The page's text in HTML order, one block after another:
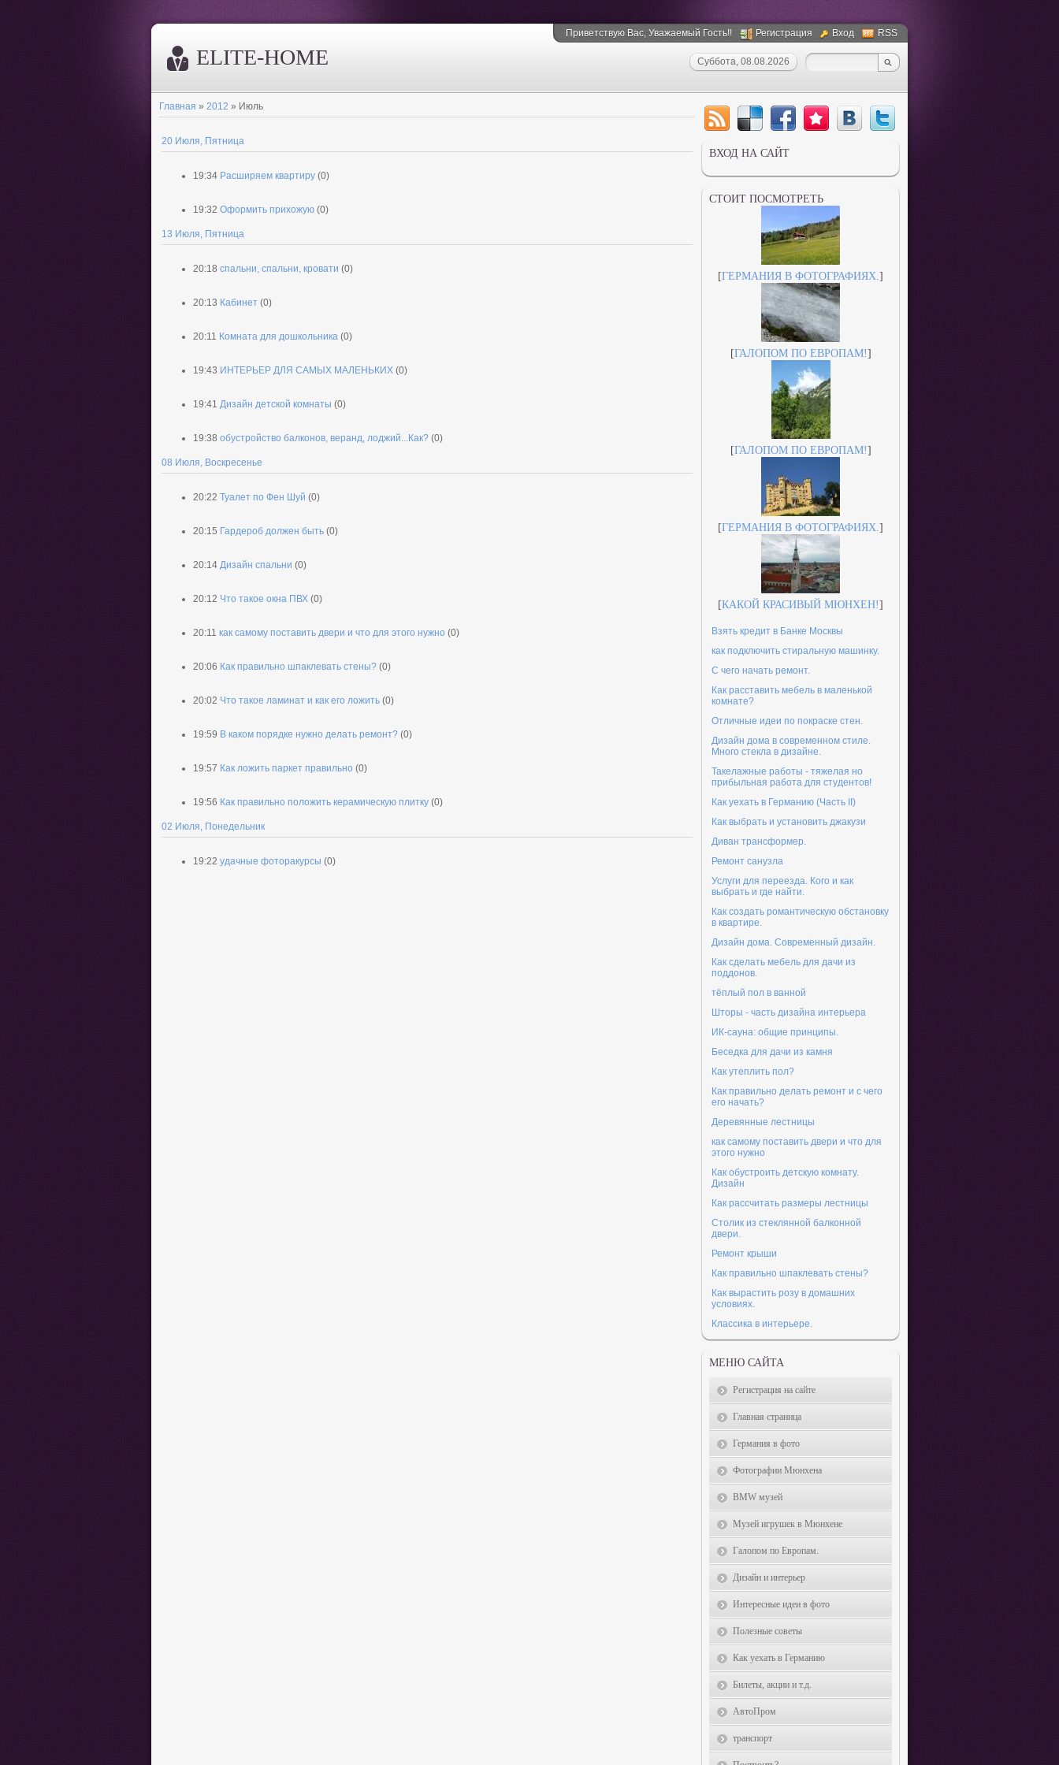
Приветствую Вас, Уважаемый Гость!! Регистрация Вход RSS
ELITE-HOME Суббота, 08.08.2026
Главная » 2012 » Июль
20 Июля, Пятница
19:34 Расширяем квартиру (0)
19:32 Оформить прихожую (0)
13 Июля, Пятница
20:18 спальни, спальни, кровати (0)
20:13 Кабинет (0)
20:11 Комната для дошкольника (0)
19:43 ИНТЕРЬЕР ДЛЯ САМЫХ МАЛЕНЬКИХ (0)
19:41 Дизайн детской комнаты (0)
19:38 обустройство балконов, веранд, лоджий...Как? (0)
08 Июля, Воскресенье
20:22 Туалет по Фен Шуй (0)
20:15 Гардероб должен быть (0)
20:14 Дизайн спальни (0)
20:12 Что такое окна ПВХ (0)
20:11 как самому поставить двери и что для этого нужно (0)
20:06 Как правильно шпаклевать стены? (0)
20:02 Что такое ламинат и как его ложить (0)
19:59 В каком порядке нужно делать ремонт? (0)
19:57 Как ложить паркет правильно (0)
19:56 Как правильно положить керамическую плитку (0)
02 Июля, Понедельник
19:22 удачные фоторакурсы (0)
ВХОД НА САЙТ
СТОИТ ПОСМОТРЕТЬ
[ГЕРМАНИЯ В ФОТОГРАФИЯХ.]
[ГАЛОПOМ ПО ЕВРОПАМ!]
[ГАЛОПOМ ПО ЕВРОПАМ!]
[ГЕРМАНИЯ В ФОТОГРАФИЯХ.]
[КАКОЙ КРАСИВЫЙ МЮНХЕН!]
Взять кредит в Банке Москвы
как подключить стиральную машинку.
С чего начать ремонт.
Как расставить мебель в маленькой
комнате?
Отличные идеи по покраске стен.
Дизайн дома в современном стиле.
Много стекла в дизайне.
Такелажные работы - тяжелая но
прибыльная работа для студентов!
Как уехать в Германию (Часть II)
Как выбрать и установить джакузи
Диван трансформер.
Ремонт санузла
Услуги для переезда. Кого и как
выбрать и где найти.
Как создать романтическую обстановку
в квартире.
Дизайн дома. Современный дизайн.
Как сделать мебель для дачи из
поддонов.
тёплый пол в ванной
Шторы - часть дизайна интерьера
ИК-сауна: общие принципы.
Беседка для дачи из камня
Как утеплить пол?
Как правильно делать ремонт и с чего
его начать?
Деревянные лестницы
как самому поставить двери и что для
этого нужно
Как обустроить детскую комнату.
Дизайн
Как рассчитать размеры лестницы
Столик из стеклянной балконной
двери.
Ремонт крыши
Как правильно шпаклевать стены?
Как вырастить розу в домашних
условиях.
Классика в интерьере.
МЕНЮ САЙТА
Регистрация на сайте
Главная страница
Германия в фото
Фотографии Мюнхена
BMW музей
Музей игрушек в Мюнхене
Галопом по Европам.
Дизайн и интерьер
Интересные идеи в фото
Полезные советы
Как уехать в Германию
Билеты, акции и т.д.
АвтоПром
транспорт